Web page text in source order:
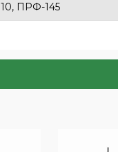
ПРФ-145